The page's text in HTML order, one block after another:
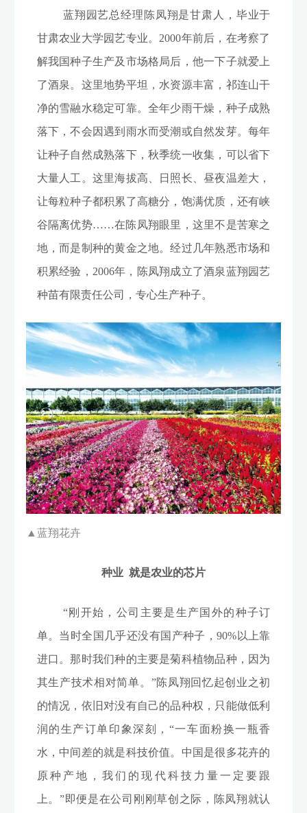
蓝翔园艺总经理陈凤翔是甘肃人，毕业于
甘肃农业大学园艺专业。2000年前后，在考察了
解我国种子生产及市场格局后，他一下子就爱上
了酒泉。这里地势平坦，水资源丰富，祁连山干
净的雪融水稳定可靠。全年少雨干燥，种子成熟
落下，不会因遇到雨水而受潮或自然发芽。每年
让种子自然成熟落下，秋季统一收集，可以省下
大量人工。这里海拔高、日照长、昼夜温差大，
让每粒种子都积累了高糖分，饱满优质，还有峡
谷隔离优势……在陈凤翔眼里，这里不是苦寒之
地，而是制种的黄金之地。经过几年熟悉市场和
积累经验，2006年，陈凤翔成立了酒泉蓝翔园艺
种苗有限责任公司，专心生产种子。
▲ 蓝翔花卉
种业 就是农业的芯片
“刚开始，公司主要是生产国外的种子订
单。当时全国几乎还没有国产种子，90%以上靠
进口。那时我们种的主要是菊科植物品种，因为
其生产技术相对简单。”陈凤翔回忆起创业之初
的情况，依旧对没有自己的品种权，只能做低利
润的生产订单印象深刻，“一车面粉换一瓶香
水，中间差的就是科技价值。中国是很多花卉的
原种产地，我们的现代科技力量一定要跟
上。”即便是在公司刚刚草创之际，陈凤翔就认